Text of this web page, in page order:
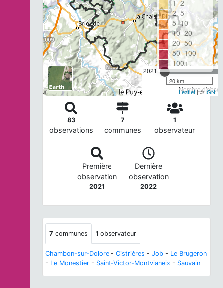
2021
Nombre
1–2
2–5
5–10
10–20
20–50
50–100
100+
20 km
Leaflet| ©IGN
83
observations
7
communes
1
observateur
Première
observation
2021
Dernière
observation
2022
7 communes 1 observateur
Chambon-sur-Dolore - Cistrières - Job - Le Brugeron
- Le Monestier - Saint-Victor-Montvianeix - Sauvain